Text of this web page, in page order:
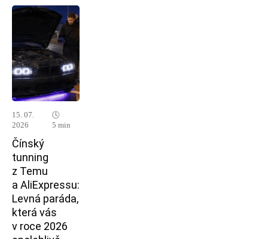
15. 07.
2026
🕓
5 min
Čínský
tunning
z Temu
a AliExpressu:
Levná paráda,
která vás
v roce 2026